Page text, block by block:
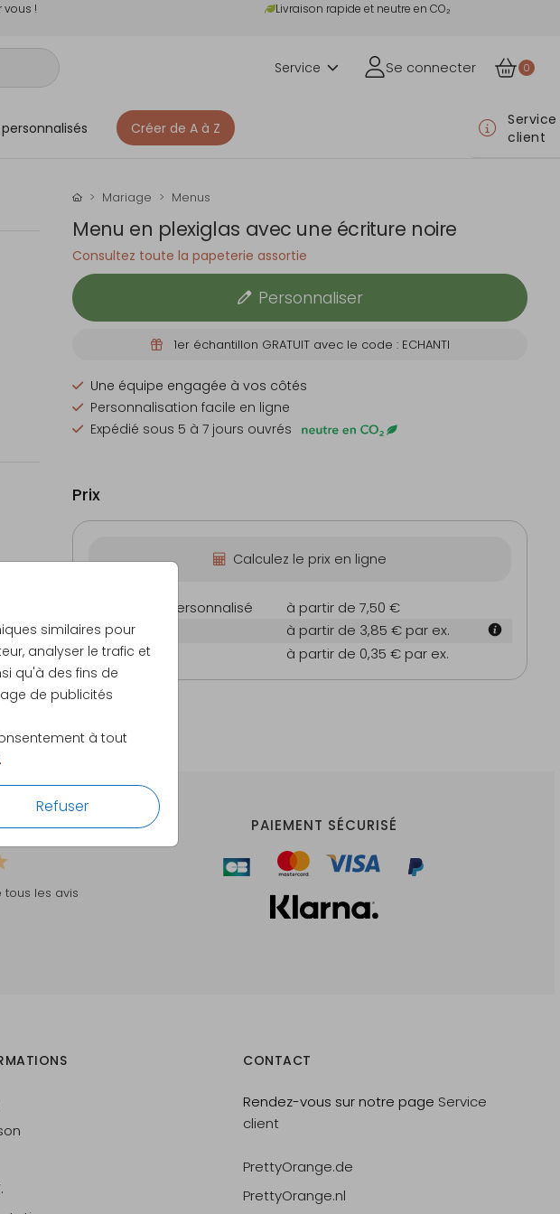
vous ! Livraison rapide et neutre en CO₂
Service Se connecter 0
Créer de A à Z
Service
client
similaires pour
analyser le trafic et
qu'à des fins de
de publicités
à tout
.
Refuser
Mariage Menus
Menu en plexiglas avec une écriture noire
Consultez toute la papeterie assortie
Personnaliser
1er échantillon GRATUIT avec le code : ECHANTI
Une équipe engagée à vos côtés
Personnalisation facile en ligne
Expédié sous 5 à 7 jours ouvrés
Prix
Calculez le prix en ligne
Échantillon personnalisé
à partir de 7,50 €
12 × 17 cm
à partir de 3,85 € par ex.
Enveloppes
à partir de 0,35 € par ex.
DE NOUS
tous les avis
PAIEMENT SÉCURISÉ
CONTACT
Rendez-vous sur notre page Service
client
PrettyOrange.de
PrettyOrange.nl